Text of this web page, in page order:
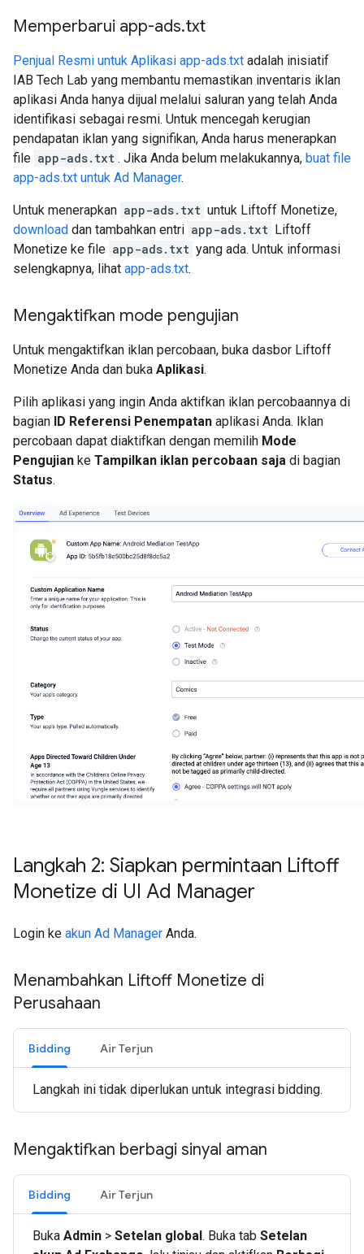
Memperbarui app-ads.txt
Penjual Resmi untuk Aplikasi app-ads.txt adalah inisiatif
IAB Tech Lab yang membantu memastikan inventaris iklan
aplikasi Anda hanya dijual melalui saluran yang telah Anda
identifikasi sebagai resmi. Untuk mencegah kerugian
pendapatan iklan yang signifikan, Anda harus menerapkan
file app-ads.txt . Jika Anda belum melakukannya, buat file
app-ads.txt untuk Ad Manager.
Untuk menerapkan app-ads.txt untuk Liftoff Monetize,
download dan tambahkan entri app-ads.txt Liftoff
Monetize ke file app-ads.txt yang ada. Untuk informasi
selengkapnya, lihat app-ads.txt.
Mengaktifkan mode pengujian
Untuk mengaktifkan iklan percobaan, buka dasbor Liftoff
Monetize Anda dan buka Aplikasi.
Pilih aplikasi yang ingin Anda aktifkan iklan percobaannya di
bagian ID Referensi Penempatan aplikasi Anda. Iklan
percobaan dapat diaktifkan dengan memilih Mode
Pengujian ke Tampilkan iklan percobaan saja di bagian
Status.
Langkah 2: Siapkan permintaan Liftoff
Monetize di UI Ad Manager
Login ke akun Ad Manager Anda.
Menambahkan Liftoff Monetize di
Perusahaan
Bidding Air Terjun
Langkah ini tidak diperlukan untuk integrasi bidding.
Mengaktifkan berbagi sinyal aman
Bidding Air Terjun
Buka Admin > Setelan global . Buka tab Setelan